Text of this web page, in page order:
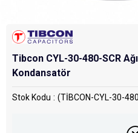
Tibcon CYL-30-480-SCR
Kondansatör
Stok Kodu (TİBCON-CYL-30-